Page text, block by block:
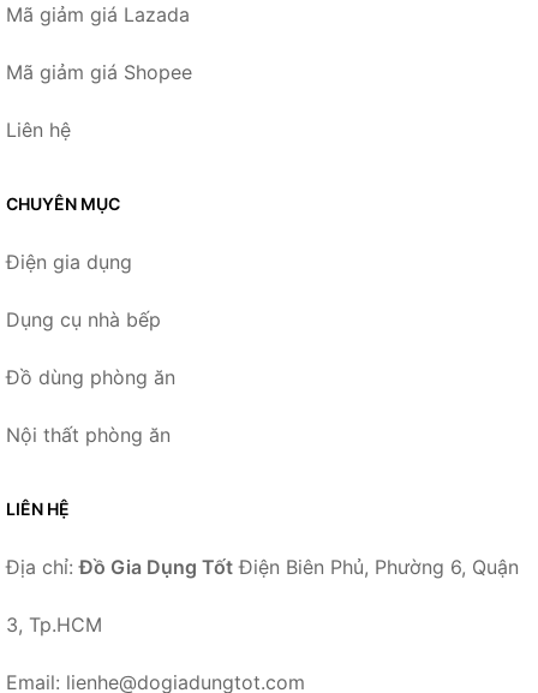
Mã giảm giá Lazada
Mã giảm giá Shopee
Liên hệ
CHUYÊN MỤC
Điện gia dụng
Dụng cụ nhà bếp
Đồ dùng phòng ăn
Nội thất phòng ăn
LIÊN HỆ
Địa chỉ:Đồ Gia Dụng Tốt Điện Biên Phủ, Phường 6, Quận
3, Tp.HCM
Email: lienhe@dogiadungtot.com